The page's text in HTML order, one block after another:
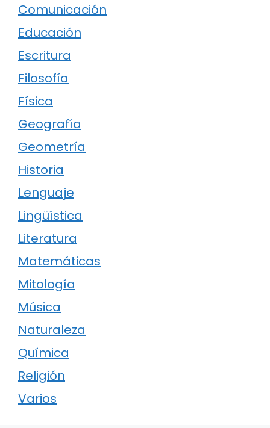
Comunicación
Educación
Escritura
Filosofía
Física
Geografía
Geometría
Historia
Lenguaje
Lingüística
Literatura
Matemáticas
Mitología
Música
Naturaleza
Química
Religión
Varios